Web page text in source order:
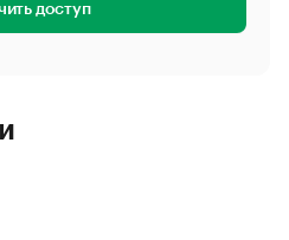
доступ